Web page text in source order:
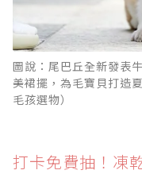
圖說：尾巴丘全新發表
美裙擺，為毛寶貝打造
毛孩選物）
打卡免費抽！凍